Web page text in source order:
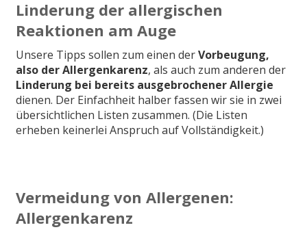
Linderung der allergischen
Reaktionen am Auge
Unsere Tipps sollen zum einen derVorbeugung,
also der Allergenkarenz, als auch zum anderen der
Linderung bei bereits ausgebrochener Allergie
dienen. Der Einfachheit halber fassen wir sie in zwei
übersichtlichen Listen zusammen. (Die Listen
erheben keinerlei Anspruch auf Vollständigkeit.)
Vermeidung von Allergenen:
Allergenkarenz